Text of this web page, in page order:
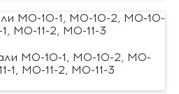
М0-10-1, М0-10-2, М0-
1, М0-11-2, М0-11-3